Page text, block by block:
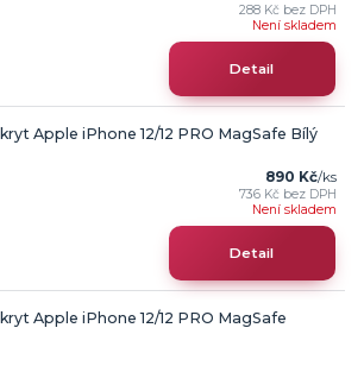
288 Kč bez DPH
Není skladem
Detail
Apple iPhone 12/12 PRO MagSafe Bílý
890 Kč/ks
736 Kč bez DPH
Není skladem
Detail
Apple iPhone 12/12 PRO MagSafe